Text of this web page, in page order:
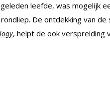
leefde, was mogelijk
De ontdekking van
, helpt de ook verspreiding